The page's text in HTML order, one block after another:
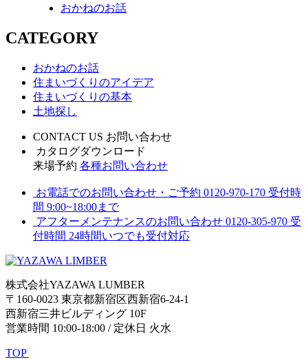
おかねのお話
CATEGORY
おかねのお話
住まいづくりのアイデア
住まいづくりの基本
土地探し
CONTACT US お問い合わせ
カタログダウンロード
来場予約 各種お問い合わせ
お電話でのお問い合わせ・ご予約 0120-970-170 受付時
間 9:00~18:00まで
アフターメンテナンスのお問い合わせ 0120-305-970 受
付時間 24時間いつでも受付対応
株式会社YAZAWA LUMBER
〒160-0023 東京都新宿区西新宿6-24-1
西新宿三井ビルディング 10F
営業時間 10:00-18:00 / 定休日 火水
TOP